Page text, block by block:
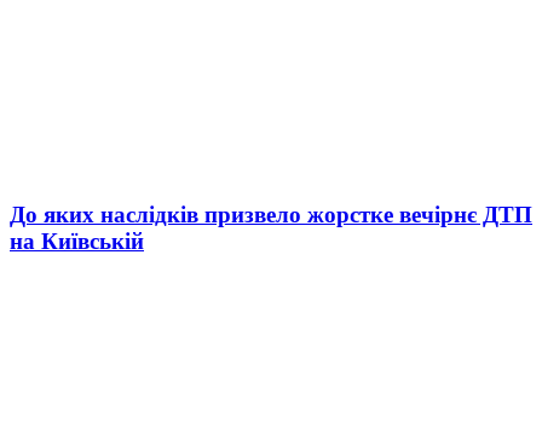
До яких наслідків призвело жорстке вечірнє ДТП
на Київській